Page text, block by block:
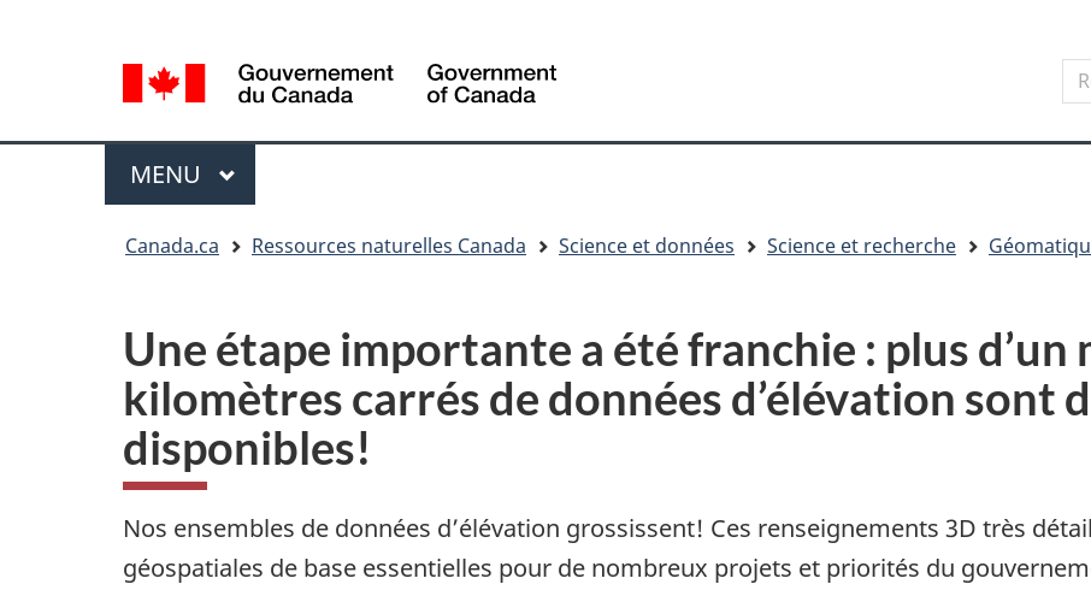
HTML
de
la
langue
selection
Menu
MENU PRINCIPAL
Canada.ca Ressources naturelles Canada Science et données Science et recherche
Une étape importante a été franchie : plus d’un
kilomètres carrés de données d’élévation sont
disponibles!
Nos ensembles de données d’élévation grossissent! Ces renseignements 3D très
géospatiales de base essentielles pour de nombreux projets et priorités du